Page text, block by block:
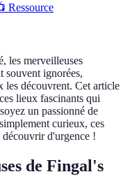
Ressource
les merveilleuses
souvent ignorées,
les découvrent. Cet article
lieux fascinants qui
un passionné de
curieux, ces
d'urgence !
de Fingal's